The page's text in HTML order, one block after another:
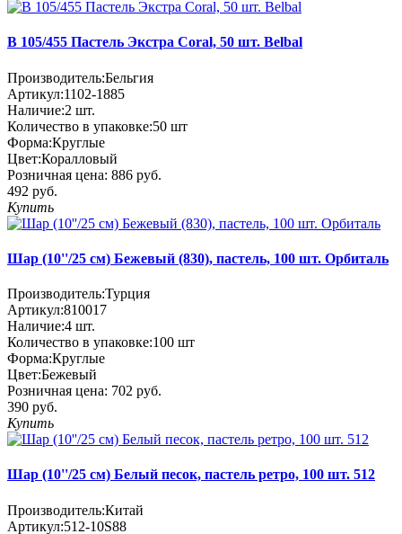
В 105/455 Пастель Экстра Coral, 50 шт. Belbal
Производитель:Бельгия
Артикул:1102-1885
Наличие:2 шт.
Количество в упаковке:50 шт
Форма:Круглые
Цвет:Коралловый
Розничная цена: 886 руб.
492 руб.
Купить
Шар (10''/25 см) Бежевый (830), пастель, 100 шт. Орбиталь
Производитель:Турция
Артикул:810017
Наличие:4 шт.
Количество в упаковке:100 шт
Форма:Круглые
Цвет:Бежевый
Розничная цена: 702 руб.
390 руб.
Купить
Шар (10''/25 см) Белый песок, пастель ретро, 100 шт. 512
Производитель:Китай
Артикул:512-10S88